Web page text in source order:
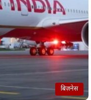
बिज़नेस